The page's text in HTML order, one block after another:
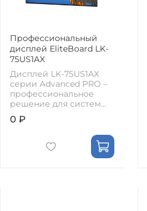
Профессиональный
дисплей EliteBoard LK-
75US1AX
Дисплей LK-75US1AX
серии Advanced PRO –
профессиональное
решение для систем...
0 ₽